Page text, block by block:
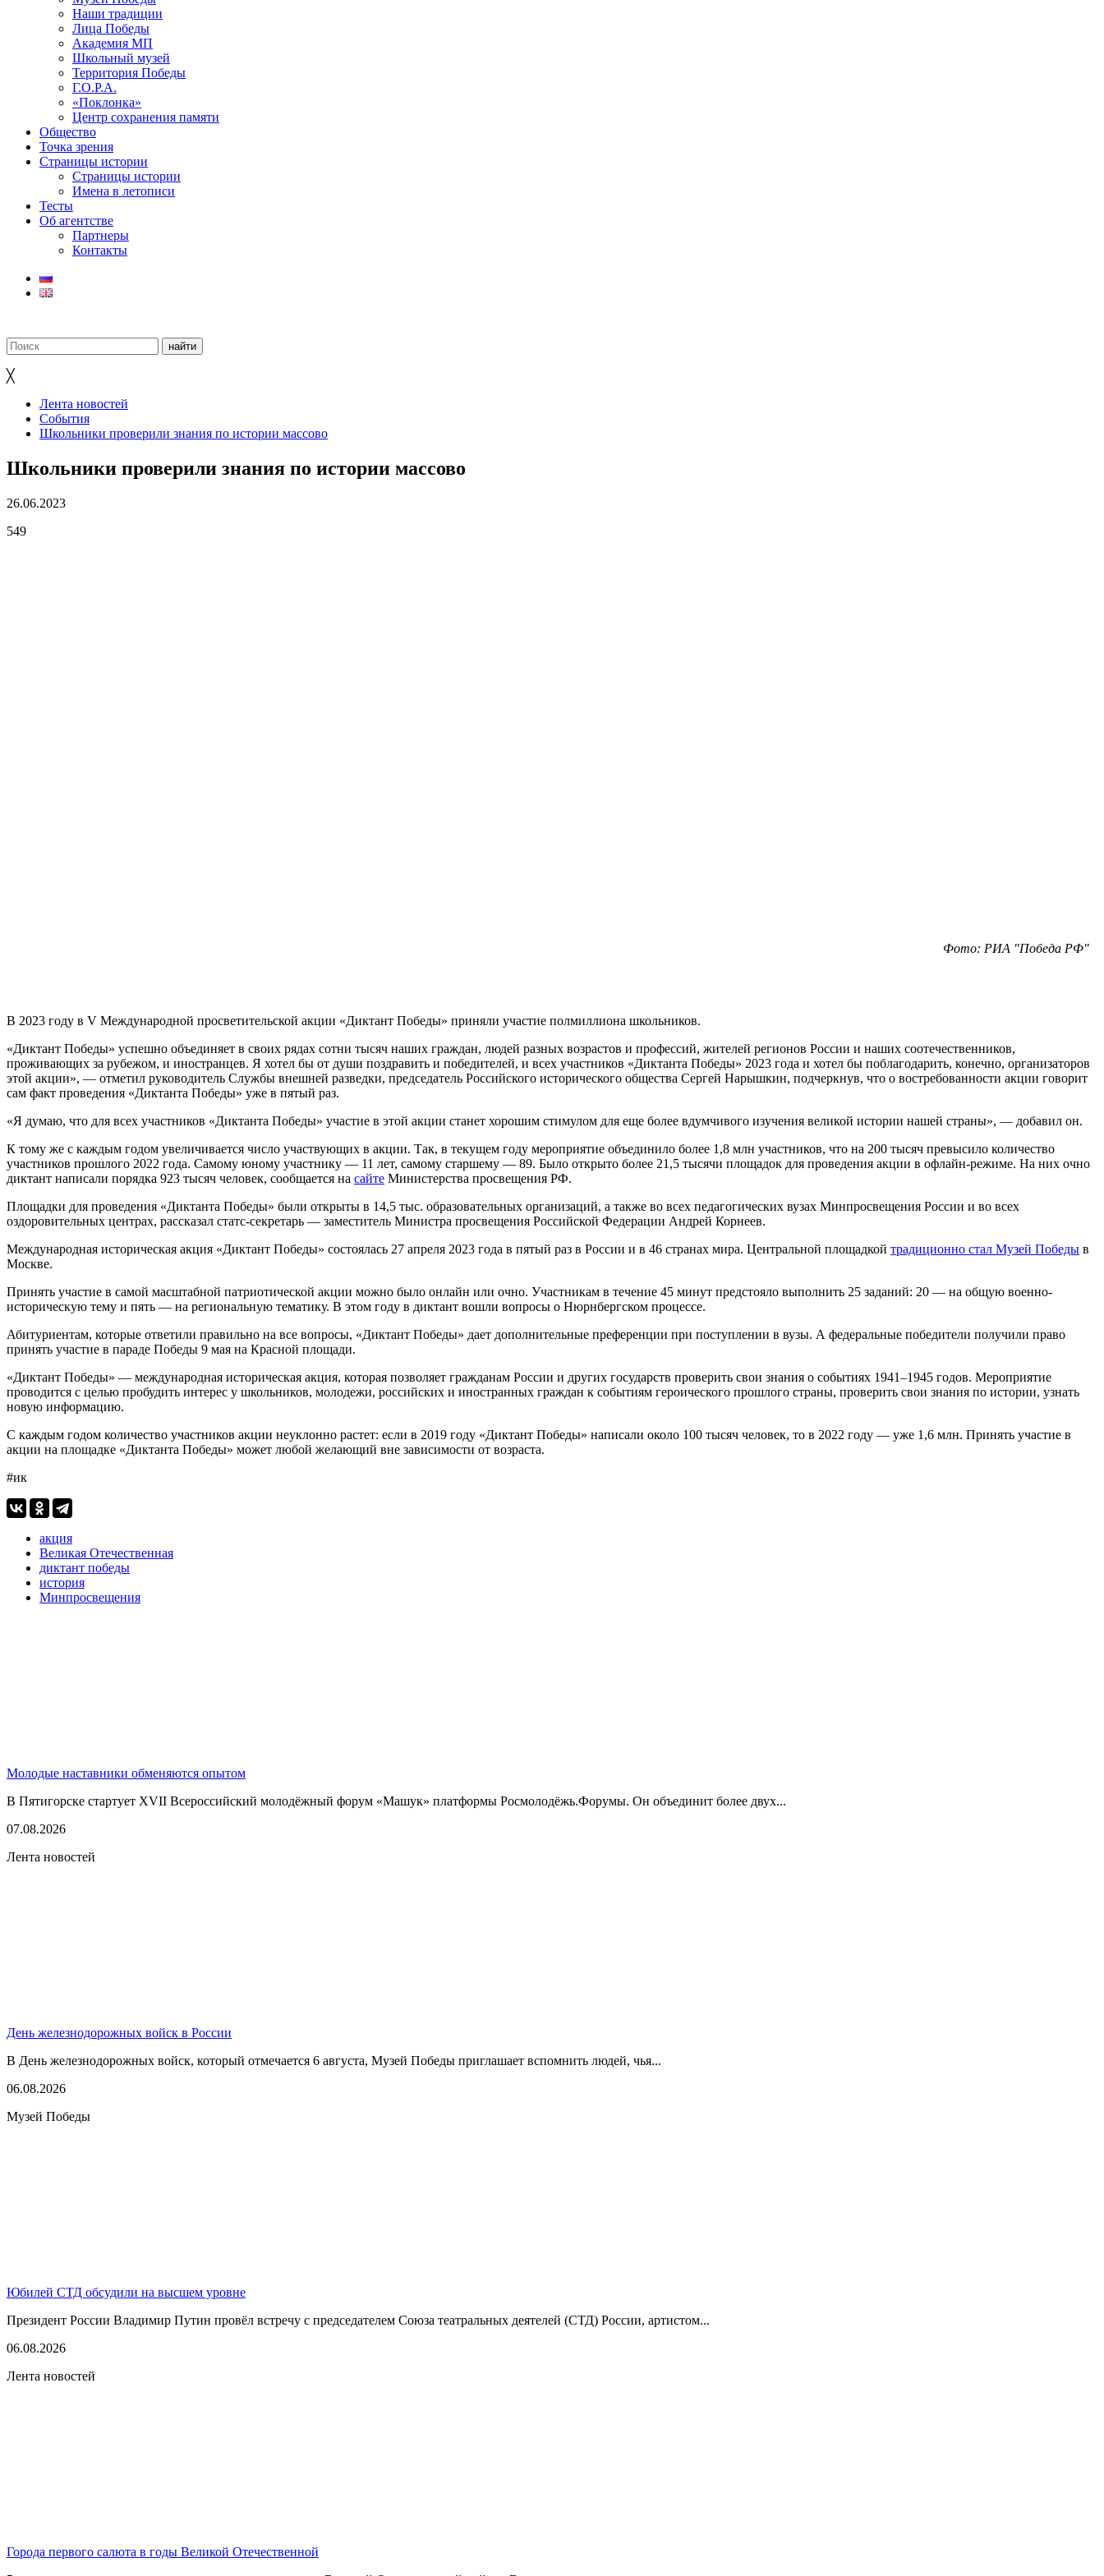
Наши традиции
Лица Победы
Академия МП
Школьный музей
Территория Победы
Г.О.Р.А.
«Поклонка»
Центр сохранения памяти
Общество
Точка зрения
Страницы истории
Страницы истории
Имена в летописи
Тесты
Об агентстве
Партнеры
Контакты
╳
Лента новостей
События
Школьники проверили знания по истории массово
Школьники проверили знания по истории массово
26.06.2023
549
Фото: РИА "Победа РФ"
В 2023 году в V Международной просветительской акции «Диктант Победы» приняли участие полмиллиона школьников.
«Диктант Победы» успешно объединяет в своих рядах сотни тысяч наших граждан, людей разных возрастов и профессий, жителей регионов России и наших соотечественников,
проживающих за рубежом, и иностранцев. Я хотел бы от души поздравить и победителей, и всех участников «Диктанта Победы» 2023 года и хотел бы поблагодарить, конечно, организаторов
этой акции», — отметил руководитель Службы внешней разведки, председатель Российского исторического общества Сергей Нарышкин, подчеркнув, что о востребованности акции говорит
сам факт проведения «Диктанта Победы» уже в пятый раз.
«Я думаю, что для всех участников «Диктанта Победы» участие в этой акции станет хорошим стимулом для еще более вдумчивого изучения великой истории нашей страны», — добавил он.
К тому же с каждым годом увеличивается число участвующих в акции. Так, в текущем году мероприятие объединило более 1,8 млн участников, что на 200 тысяч превысило количество
участников прошлого 2022 года. Самому юному участнику — 11 лет, самому старшему — 89. Было открыто более 21,5 тысячи площадок для проведения акции в офлайн-режиме. На них очно
диктант написали порядка 923 тысяч человек, сообщается на сайте Министерства просвещения РФ.
Площадки для проведения «Диктанта Победы» были открыты в 14,5 тыс. образовательных организаций, а также во всех педагогических вузах Минпросвещения России и во всех
оздоровительных центрах, рассказал статс-секретарь — заместитель Министра просвещения Российской Федерации Андрей Корнеев.
Международная историческая акция «Диктант Победы» состоялась 27 апреля 2023 года в пятый раз в России и в 46 странах мира. Центральной площадкой традиционно стал Музей Победы в
Москве.
Принять участие в самой масштабной патриотической акции можно было онлайн или очно. Участникам в течение 45 минут предстояло выполнить 25 заданий: 20 — на общую военно-
историческую тему и пять — на региональную тематику. В этом году в диктант вошли вопросы о Нюрнбергском процессе.
Абитуриентам, которые ответили правильно на все вопросы, «Диктант Победы» дает дополнительные преференции при поступлении в вузы. А федеральные победители получили право
принять участие в параде Победы 9 мая на Красной площади.
«Диктант Победы» — международная историческая акция, которая позволяет гражданам России и других государств проверить свои знания о событиях 1941–1945 годов. Мероприятие
проводится с целью пробудить интерес у школьников, молодежи, российских и иностранных граждан к событиям героического прошлого страны, проверить свои знания по истории, узнать
новую информацию.
С каждым годом количество участников акции неуклонно растет: если в 2019 году «Диктант Победы» написали около 100 тысяч человек, то в 2022 году — уже 1,6 млн. Принять участие в
акции на площадке «Диктанта Победы» может любой желающий вне зависимости от возраста.
#ик
акция
Великая Отечественная
диктант победы
история
Минпросвещения
Молодые наставники обменяются опытом
В Пятигорске стартует XVII Всероссийский молодёжный форум «Машук» платформы Росмолодёжь.Форумы. Он объединит более двух...
07.08.2026
Лента новостей
День железнодорожных войск в России
В День железнодорожных войск, который отмечается 6 августа, Музей Победы приглашает вспомнить людей, чья...
06.08.2026
Музей Победы
Юбилей СТД обсудили на высшем уровне
Президент России Владимир Путин провёл встречу с председателем Союза театральных деятелей (СТД) России, артистом...
06.08.2026
Лента новостей
Города первого салюта в годы Великой Отечественной